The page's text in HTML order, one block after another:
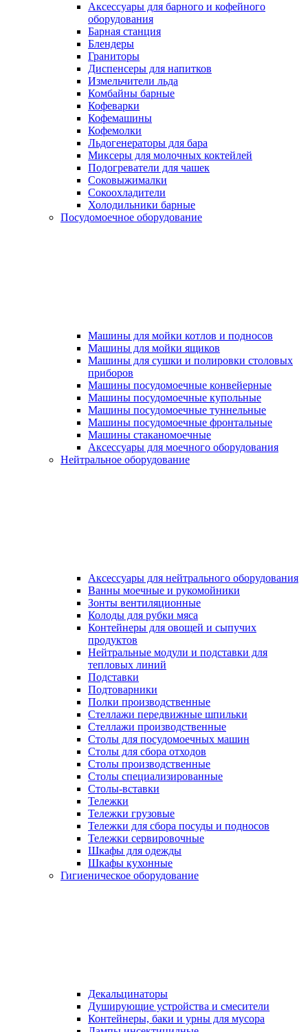
Аксессуары для барного и кофейного
оборудования
Барная станция
Блендеры
Граниторы
Диспенсеры для напитков
Измельчители льда
Комбайны барные
Кофеварки
Кофемашины
Кофемолки
Льдогенераторы для бара
Миксеры для молочных коктейлей
Подогреватели для чашек
Соковыжималки
Сокоохладители
Холодильники барные
Посудомоечное оборудование
Машины для мойки котлов и подносов
Машины для мойки ящиков
Машины для сушки и полировки столовых
приборов
Машины посудомоечные конвейерные
Машины посудомоечные купольные
Машины посудомоечные туннельные
Машины посудомоечные фронтальные
Машины стаканомоечные
Аксессуары для моечного оборудования
Нейтральное оборудование
Аксессуары для нейтрального оборудования
Ванны моечные и рукомойники
Зонты вентиляционные
Колоды для рубки мяса
Контейнеры для овощей и сыпучих
продуктов
Нейтральные модули и подставки для
тепловых линий
Подставки
Подтоварники
Полки производственные
Стеллажи передвижные шпильки
Стеллажи производственные
Столы для посудомоечных машин
Столы для сбора отходов
Столы производственные
Столы специализированные
Столы-вставки
Тележки
Тележки грузовые
Тележки для сбора посуды и подносов
Тележки сервировочные
Шкафы для одежды
Шкафы кухонные
Гигиеническое оборудование
Декальцинаторы
Душирующие устройства и смесители
Контейнеры, баки и урны для мусора